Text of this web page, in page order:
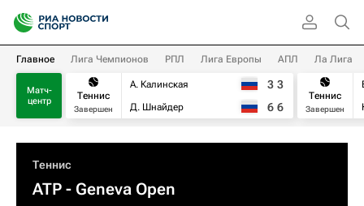
Главное Лига Чемпионов РПЛ Лига Европы АПЛ Ла Лига
Матч-
центр
Теннис
Завершен
А. Калинская
Д. Шнайдер
3 3
6 6
Теннис
Завершен
Теннис
ATP - Geneva Open